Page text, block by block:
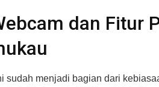
dan Fitur
sudah menjadi bagian dari